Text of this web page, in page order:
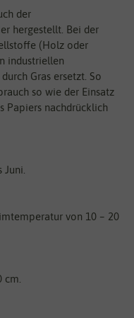
der
hergestellt. Bei der
(Holz oder
industriellen
Gras ersetzt. So
so wie der Einsatz
Papiers nachdrücklich
von 10 – 20
cm.